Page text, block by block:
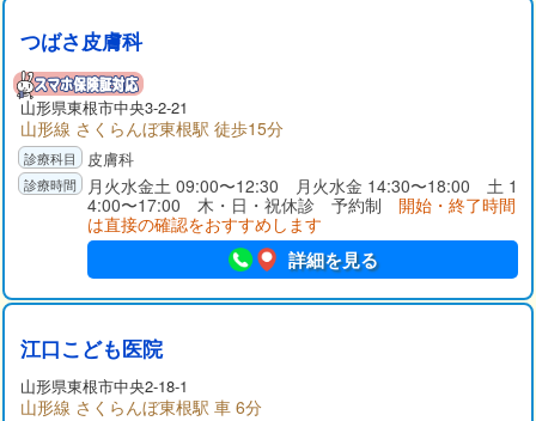
つばさ皮膚科
山形県東根市中央3-2-21
山形線 さくらんぼ東根駅 徒歩15分
皮膚科
月火水金土 09:00〜12:30 月火水金 14:30〜18:00 土 1
4:00〜17:00 木・日・祝休診 予約制 開始・終了時間
は直接の確認をおすすめします
詳細を見る
江口こども医院
山形県東根市中央2-18-1
山形線 さくらんぼ東根駅 車 6分